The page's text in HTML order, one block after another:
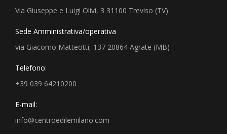
Via Giuseppe e Luigi Olivi, 3 31100 Treviso (TV)
Sede Amministrativa/operativa
via Giacomo Matteotti, 137 20864 Agrate (MB)
Telefono:
+39 039 64210200
E-mail:
info@centroedilemilano.com